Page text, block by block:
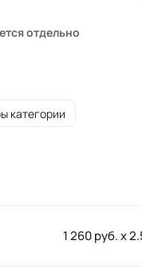
отдельно
категории
1 260 руб. x